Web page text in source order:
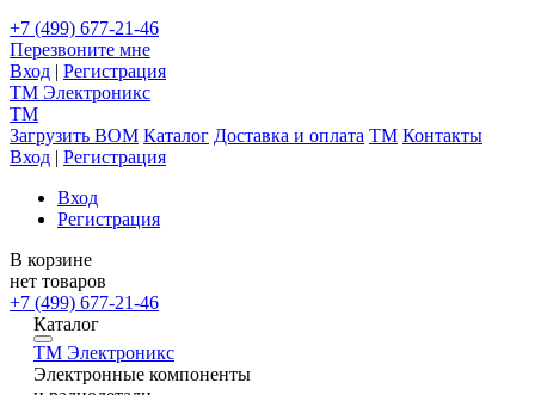
+7 (499) 677-21-46
Перезвоните мне
Вход | Регистрация
TM Электроникс
TM
Загрузить BOM Каталог Доставка и оплата TM Контакты
Вход | Регистрация
Вход
Регистрация
В корзине
нет товаров
+7 (499) 677-21-46
Каталог
TM Электроникс
Электронные компоненты